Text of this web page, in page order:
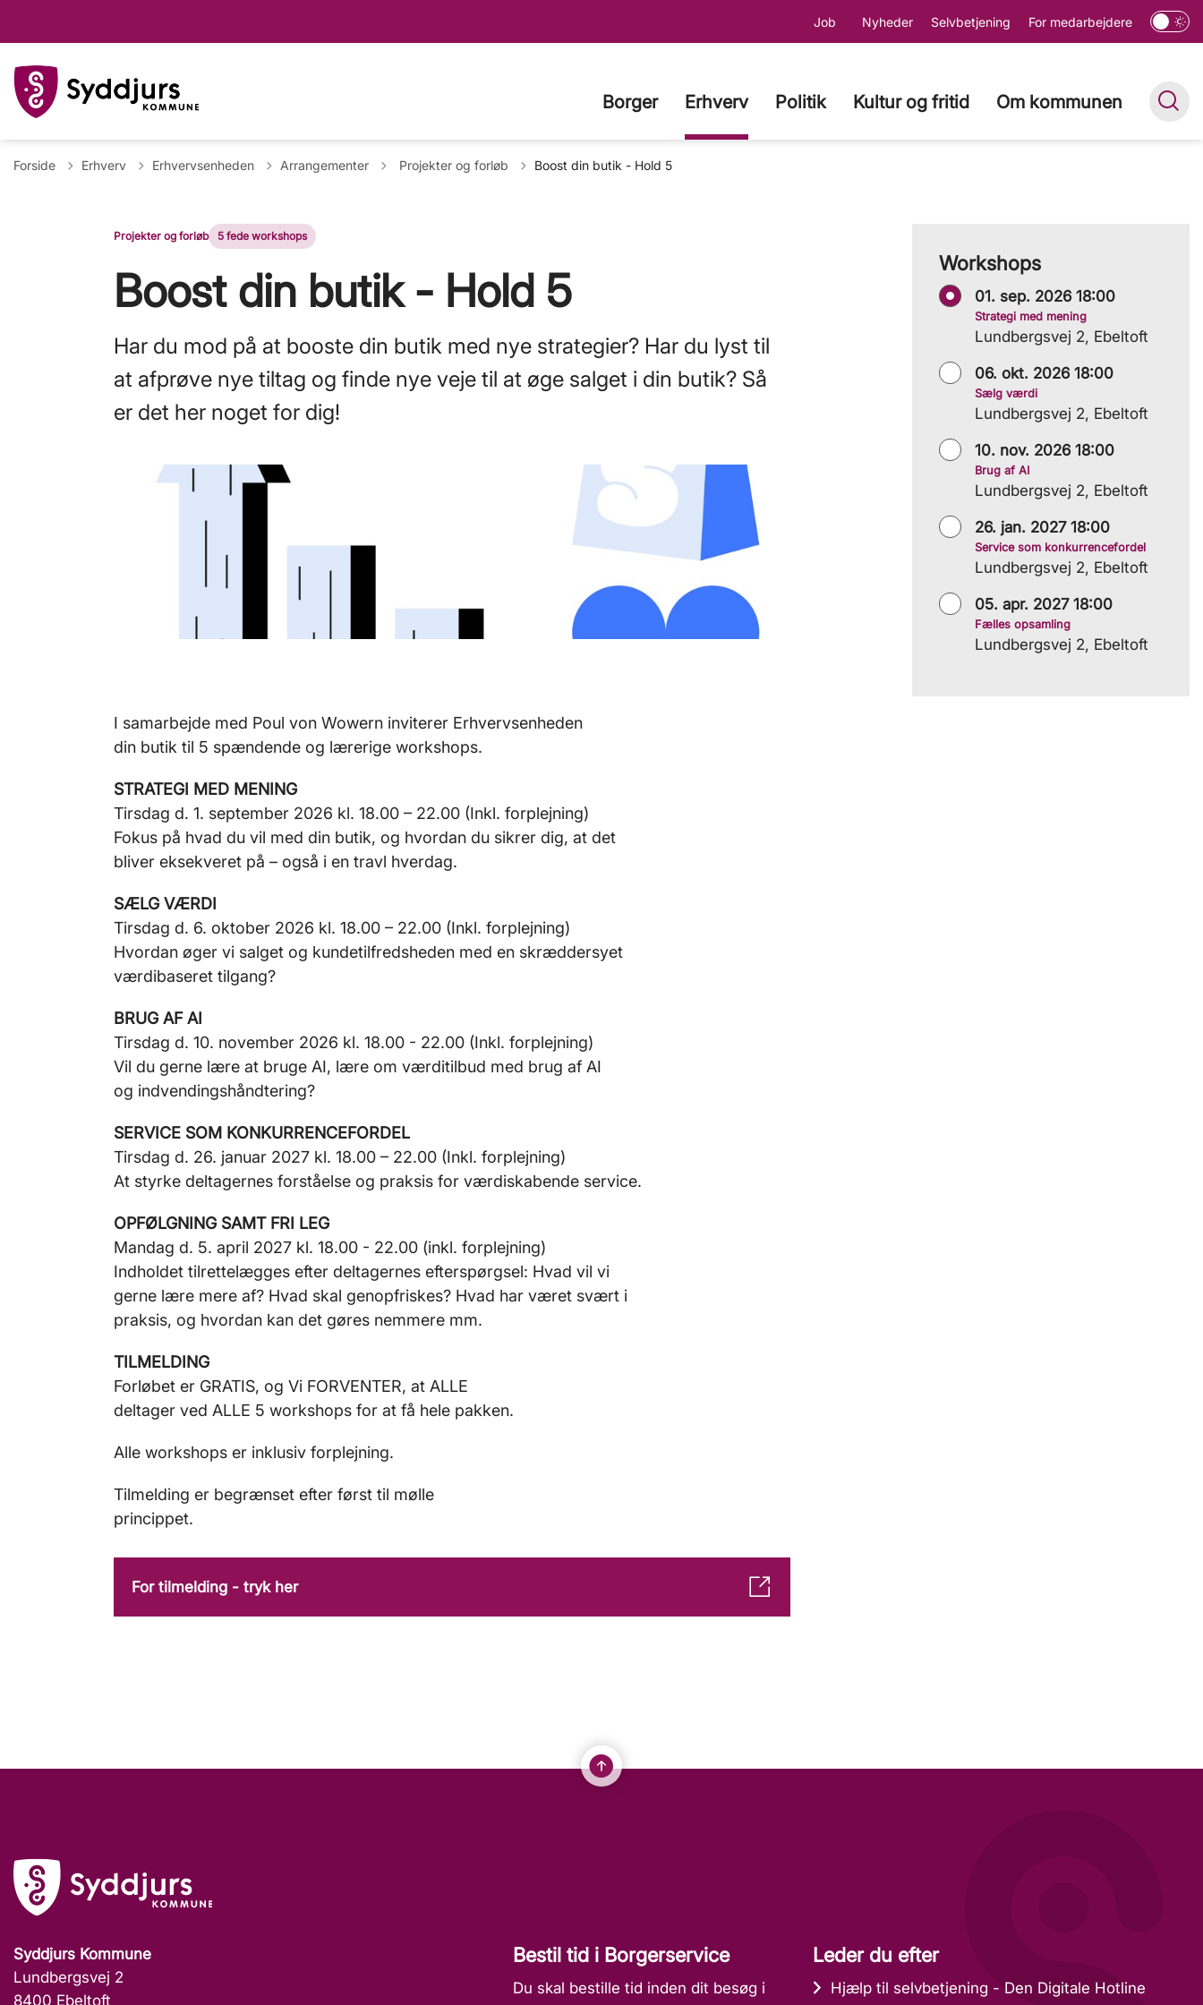
Job Nyheder Selvbetjening For medarbejdere
Borger Erhverv Politik Kultur og fritid Om kommunen
Forside Erhverv Erhvervsenheden Arrangementer Tilbage til
Projekter og forløb Boost din butik - Hold 5
Projekter og forløb 5 fede workshops
Boost din butik - Hold 5
Har du mod på at booste din butik med nye strategier? Har du lyst til
at afprøve nye tiltag og finde nye veje til at øge salget i din butik? Så
er det her noget for dig!
I samarbejde med Poul von Wowern inviterer Erhvervsenheden
din butik til 5 spændende og lærerige workshops.
STRATEGI MED MENING
Tirsdag d. 1. september 2026 kl. 18.00 – 22.00 (Inkl. forplejning)
Fokus på hvad du vil med din butik, og hvordan du sikrer dig, at det
bliver eksekveret på – også i en travl hverdag.
SÆLG VÆRDI
Tirsdag d. 6. oktober 2026 kl. 18.00 – 22.00 (Inkl. forplejning)
Hvordan øger vi salget og kundetilfredsheden med en skræddersyet
værdibaseret tilgang?
BRUG AF AI
Tirsdag d. 10. november 2026 kl. 18.00 - 22.00 (Inkl. forplejning)
Vil du gerne lære at bruge AI, lære om værditilbud med brug af AI
og indvendingshåndtering?
SERVICE SOM KONKURRENCEFORDEL
Tirsdag d. 26. januar 2027 kl. 18.00 – 22.00 (Inkl. forplejning)
At styrke deltagernes forståelse og praksis for værdiskabende service.
OPFØLGNING SAMT FRI LEG
Mandag d. 5. april 2027 kl. 18.00 - 22.00 (inkl. forplejning)
Indholdet tilrettelægges efter deltagernes efterspørgsel: Hvad vil vi
gerne lære mere af? Hvad skal genopfriskes? Hvad har været svært i
praksis, og hvordan kan det gøres nemmere mm.
TILMELDING
Forløbet er GRATIS, og Vi FORVENTER, at ALLE
deltager ved ALLE 5 workshops for at få hele pakken.
Alle workshops er inklusiv forplejning.
Tilmelding er begrænset efter først til mølle
princippet.
For tilmelding - tryk her
Workshops
01. sep. 2026 18:00
Strategi med mening
Lundbergsvej 2, Ebeltoft
06. okt. 2026 18:00
Sælg værdi
Lundbergsvej 2, Ebeltoft
10. nov. 2026 18:00
Brug af AI
Lundbergsvej 2, Ebeltoft
26. jan. 2027 18:00
Service som konkurrencefordel
Lundbergsvej 2, Ebeltoft
05. apr. 2027 18:00
Fælles opsamling
Lundbergsvej 2, Ebeltoft
Syddjurs Kommune
Lundbergsvej 2
8400 Ebeltoft
Bestil tid i Borgerservice
Du skal bestille tid inden dit besøg i
Leder du efter
Hjælp til selvbetjening - Den Digitale Hotline